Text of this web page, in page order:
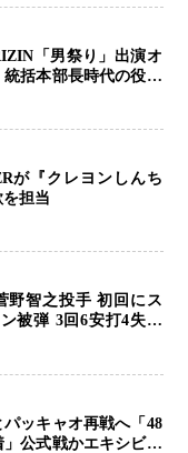
「男祭り」出演オ
括本部長時代の役目
ます」と明言
が『クレヨンしんち
担当
野智之投手 初回にス
被弾 3回6安打4失点
パッキャオ再戦へ「48
」公式戦かエキシビシ